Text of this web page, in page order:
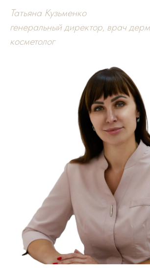
Татьяна Кузьменко
генеральный директор, врач
косметолог